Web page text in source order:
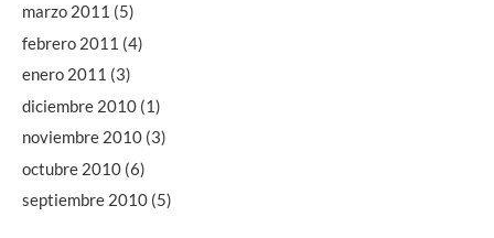
marzo 2011 (5)
febrero 2011 (4)
enero 2011 (3)
diciembre 2010 (1)
noviembre 2010 (3)
octubre 2010 (6)
septiembre 2010 (5)